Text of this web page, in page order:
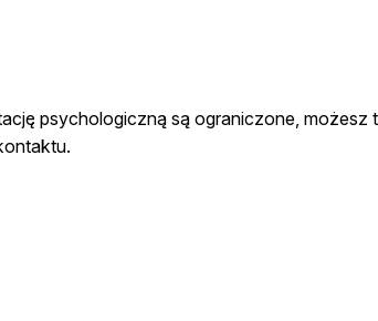
psychologiczną są ograniczone, możesz